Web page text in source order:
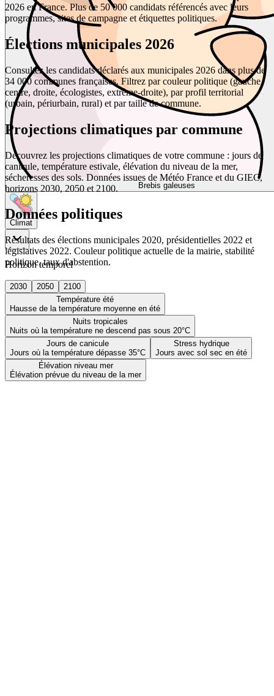
Brebis galeuses
Climat
Horizon temporel
2030 2050
2100
Température été
Hausse de la température moyenne en été
Nuits tropicales
Nuits où la température ne descend pas sous 20°C
Jours de canicule
Jours où la température dépasse 35°C
Stress hydrique
Jours avec sol sec en été
Élévation niveau mer
Élévation prévue du niveau de la mer
2026 en France. Plus de 50 000 candidats référencés avec leurs
programmes, sites de campagne et étiquettes politiques.
Élections municipales 2026
Consultez les candidats déclarés aux municipales 2026 dans plus de
34 000 communes françaises. Filtrez par couleur politique (gauche,
centre, droite, écologistes, extrême-droite), par profil territorial
(urbain, périurbain, rural) et par taille de commune.
Projections climatiques par commune
Découvrez les projections climatiques de votre commune : jours de
canicule, température estivale, élévation du niveau de la mer,
sécheresses des sols. Données issues de Météo France et du GIEC,
horizons 2030, 2050 et 2100.
Données politiques
Résultats des élections municipales 2020, présidentielles 2022 et
législatives 2022. Couleur politique actuelle de la mairie, stabilité
politique, taux d'abstention.